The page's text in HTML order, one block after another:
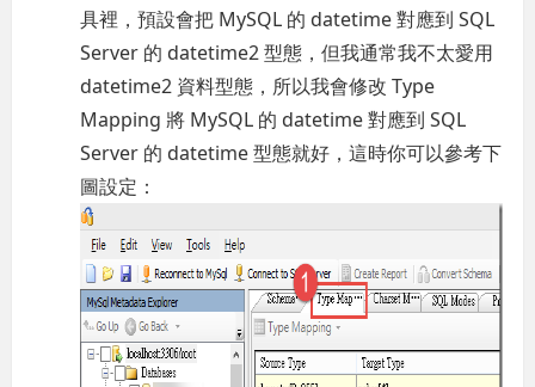
具裡，預設會把 MySQL 的 datetime 對應到 SQL
Server 的 datetime2 型態，但我通常我不太愛用
datetime2 資料型態，所以我會修改 Type
Mapping 將 MySQL 的 datetime 對應到 SQL
Server 的 datetime 型態就好，這時你可以參考下
圖設定：